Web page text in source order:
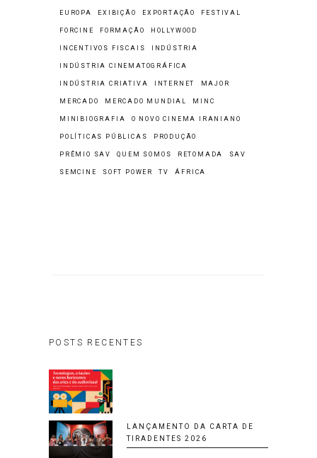
EUROPA EXIBIÇÃO EXPORTAÇÃO FESTIVAL
FORCINE FORMAÇÃO HOLLYWOOD
INCENTIVOS FISCAIS INDÚSTRIA
INDÚSTRIA CINEMATOGRÁFICA
INDÚSTRIA CRIATIVA INTERNET MAJOR
MERCADO MERCADO MUNDIAL MINC
MINIBIOGRAFIA O NOVO CINEMA IRANIANO
POLÍTICAS PÚBLICAS PRODUÇÃO
PRÊMIO SAV QUEM SOMOS RETOMADA SAV
SEMCINE SOFT POWER TV ÁFRICA
POSTS RECENTES
LANÇAMENTO DA CARTA DE
TIRADENTES 2026